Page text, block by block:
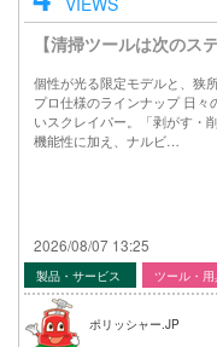
【清掃ツールは次のス
個性が光る限定モデルと、狭
プロ仕様のラインナップ 日々
いスクレイパー。「剥がす・
機能性に加え、ナルビ…
2026/08/07 13:25
製品・サービス ツール・
ポリッシャー.JP